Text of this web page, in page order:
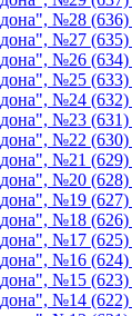
№28
№27
№26
№25
№24
№23
№22 (630)
№21 (629)
№20 (628)
№19 (627)
№18 (626)
№17 (625)
№16 (624)
№15 (623)
№14 (622)